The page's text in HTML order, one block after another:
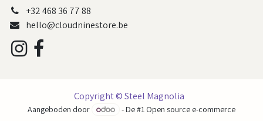
+32 468 36 77 88
hello@cloudninestore.be
Copyright © Steel Magnolia
Aangeboden door - De #1 Open source e-commerce